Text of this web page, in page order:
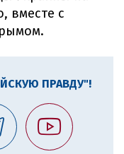
вместе с
ПРАВДУ"!